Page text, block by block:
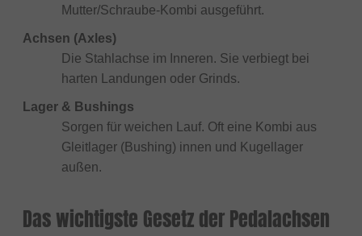
Mutter/Schraube-Kombi ausgeführt.
Achsen (Axles)
Die Stahlachse im Inneren. Sie verbiegt bei
harten Landungen oder Grinds.
Lager & Bushings
Sorgen für weichen Lauf. Oft eine Kombi aus
Gleitlager (Bushing) innen und Kugellager
außen.
Das wichtigste Gesetz der Pedalachsen